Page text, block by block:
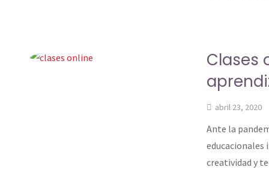
Clases
abril 23, 2020
Ante la
educacionales
creatividad y